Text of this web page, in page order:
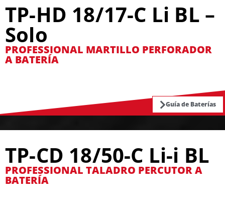
TP-HD 18/17-C Li BL –
Solo
PROFESSIONAL MARTILLO PERFORADOR
A BATERÍA
Guía de Baterías
TP-CD 18/50-C Li-i BL
PROFESSIONAL TALADRO PERCUTOR A
BATERÍA